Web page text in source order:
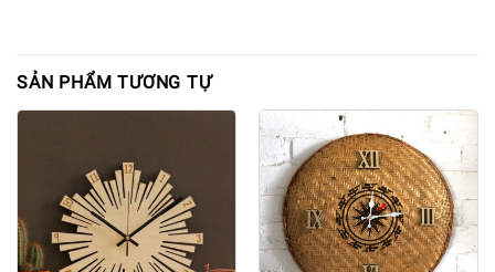
SẢN PHẨM TƯƠNG TỰ